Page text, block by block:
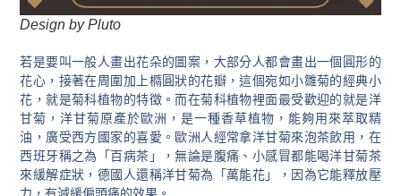
Design by Pluto
若是要叫一般人畫出花朵的圖案，大部分人都會畫出一個圓形的
花心，接著在周圍加上橢圓狀的花瓣，這個宛如小雛菊的經典小
花，就是菊科植物的特徵。而在菊科植物裡面最受歡迎的就是洋
甘菊，洋甘菊原產於歐洲，是一種香草植物，能夠用來萃取精
油，廣受西方國家的喜愛。歐洲人經常拿洋甘菊來泡茶飲用，在
西班牙稱之為「百病茶」，無論是腹痛、小感冒都能喝洋甘菊茶
來緩解症狀，德國人還稱洋甘菊為「萬能花」，因為它能釋放壓